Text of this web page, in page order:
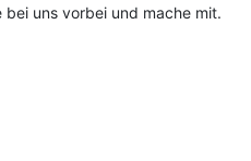
uns vorbei und mache mit.